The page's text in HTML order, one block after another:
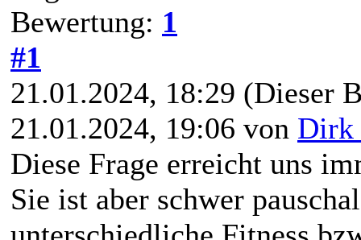
Bewertung: 1
#1
21.01.2024, 18:29 (Dieser
21.01.2024, 19:06 von Dirk
Diese Frage erreicht uns
Sie ist aber schwer